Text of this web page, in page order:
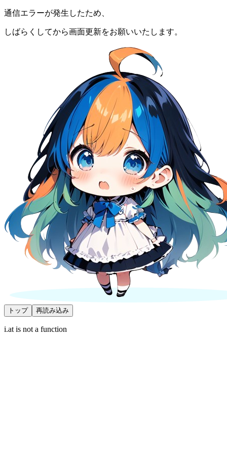
通信エラーが発生したため、
しばらくしてから画面更新をお願いいたします。
トップ 再読み込み
i.at is not a function